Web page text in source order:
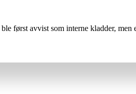
først avvist som interne kladder,